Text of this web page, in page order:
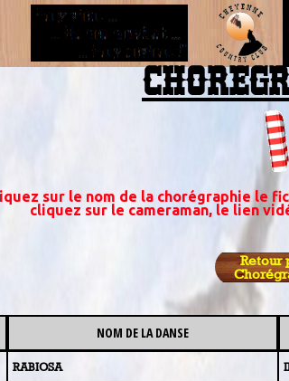
sur le nom de la chorégraphie le
cliquez sur le cameraman, le lien
Retour
NOM DE LA DANSE
RABIOSA